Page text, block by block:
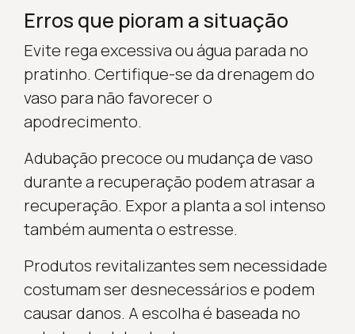
Erros que pioram a situação
Evite rega excessiva ou água parada no
pratinho. Certifique-se da drenagem do
vaso para não favorecer o
apodrecimento.
Adubação precoce ou mudança de vaso
durante a recuperação podem atrasar a
recuperação. Expor a planta a sol intenso
também aumenta o estresse.
Produtos revitalizantes sem necessidade
costumam ser desnecessários e podem
causar danos. A escolha é baseada no